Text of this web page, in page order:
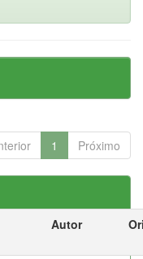
1 Próximo
Autor